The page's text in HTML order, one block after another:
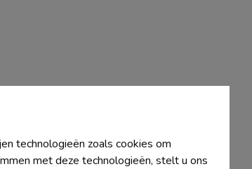
technologieën zoals cookies om
met deze technologieën, stelt u ons